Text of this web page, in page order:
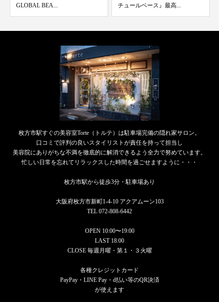
チュールベース』最高...
前のことを「あえてやら...
枚方市駅すぐの美容室Torte（トルテ）は駐車場完備の隠れ家サロン。
口コミで評判の良いスタイリストが責任を持って担当し
美容院にありがちな不満を徹底的に解消できるよう全力で努めています。
忙しい日常を忘れてリラックスした時間を過ごせますように・・・
枚方市駅から徒歩3分・駐車場あり
大阪府枚方市新町1-4-10 アクアムーン103
TEL 072-808-6442
OPEN 10:00〜19:00
LAST 18:00
CLOSE 毎週月曜・第１・３火曜
各種クレジットカード
PayPay・LINE Pay・d払い等のQR決済
が使えます